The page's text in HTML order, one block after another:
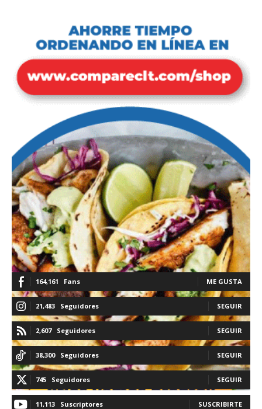
164,161 Fans ME GUSTA
21,483 Seguidores SEGUIR
2,607 Seguidores SEGUIR
38,300 Seguidores SEGUIR
745 Seguidores SEGUIR
11,113 Suscriptores SUSCRIBIRTE